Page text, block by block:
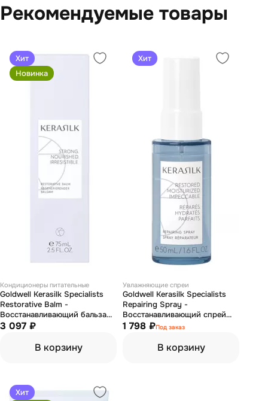
Рекомендуемые товары
Хит
Новинка
Кондиционеры питательные
Goldwell Kerasilk Specialists
Restorative Balm -
Восстанавливающий бальзам
75 мл
3 097 ₽
В корзину
Хит
Увлажняющие спреи
Goldwell Kerasilk Specialists
Repairing Spray -
Восстанавливающий спрей
для волос 50 мл
1 798 ₽Под заказ
В корзину
Хит